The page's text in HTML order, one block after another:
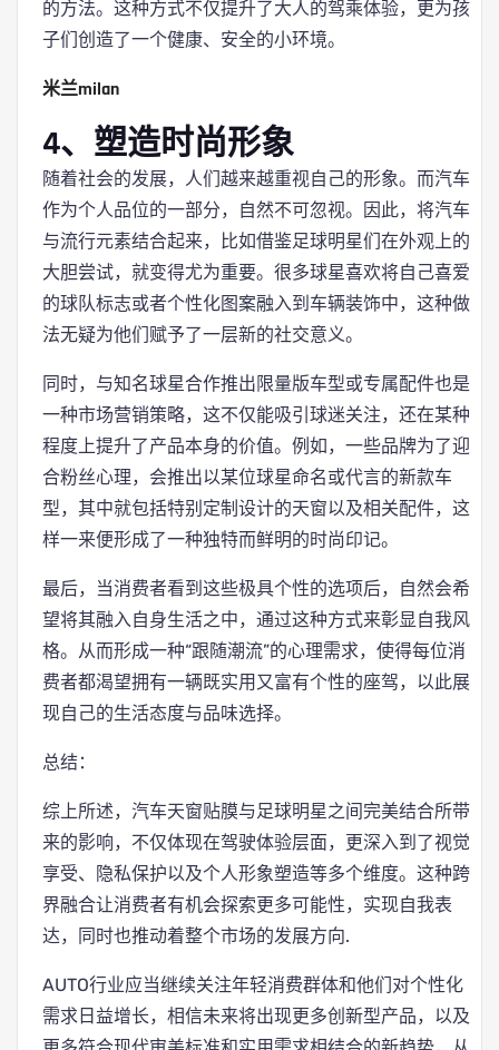
的方法。这种方式不仅提升了大人的驾乘体验，更为孩
子们创造了一个健康、安全的小环境。
米兰milan
4、塑造时尚形象
随着社会的发展，人们越来越重视自己的形象。而汽车
作为个人品位的一部分，自然不可忽视。因此，将汽车
与流行元素结合起来，比如借鉴足球明星们在外观上的
大胆尝试，就变得尤为重要。很多球星喜欢将自己喜爱
的球队标志或者个性化图案融入到车辆装饰中，这种做
法无疑为他们赋予了一层新的社交意义。
同时，与知名球星合作推出限量版车型或专属配件也是
一种市场营销策略，这不仅能吸引球迷关注，还在某种
程度上提升了产品本身的价值。例如，一些品牌为了迎
合粉丝心理，会推出以某位球星命名或代言的新款车
型，其中就包括特别定制设计的天窗以及相关配件，这
样一来便形成了一种独特而鲜明的时尚印记。
最后，当消费者看到这些极具个性的选项后，自然会希
望将其融入自身生活之中，通过这种方式来彰显自我风
格。从而形成一种“跟随潮流”的心理需求，使得每位消
费者都渴望拥有一辆既实用又富有个性的座驾，以此展
现自己的生活态度与品味选择。
总结：
综上所述，汽车天窗贴膜与足球明星之间完美结合所带
来的影响，不仅体现在驾驶体验层面，更深入到了视觉
享受、隐私保护以及个人形象塑造等多个维度。这种跨
界融合让消费者有机会探索更多可能性，实现自我表
达，同时也推动着整个市场的发展方向.
AUTO行业应当继续关注年轻消费群体和他们对个性化
需求日益增长，相信未来将出现更多创新型产品，以及